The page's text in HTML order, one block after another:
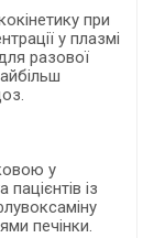
при
у плазмі
разової
у
із
печінки.